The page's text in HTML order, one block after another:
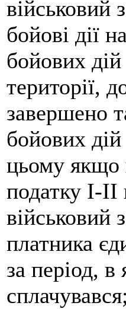
військовий
бойові дії
бойових
території,
завершено
бойових
цьому якщо
податку І-
військовий
платника
за період, в
сплачувався;